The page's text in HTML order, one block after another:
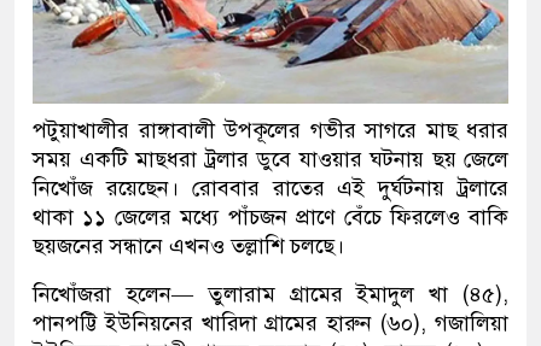
পটুয়াখালীর রাঙ্গাবালী উপকূলের গভীর সাগরে মাছ ধরার
সময় একটি মাছধরা ট্রলার ডুবে যাওয়ার ঘটনায় ছয় জেলে
নিখোঁজ রয়েছেন। রোববার রাতের এই দুর্ঘটনায় ট্রলারে
থাকা ১১ জেলের মধ্যে পাঁচজন প্রাণে বেঁচে ফিরলেও বাকি
ছয়জনের সন্ধানে এখনও তল্লাশি চলছে।
নিখোঁজরা হলেন— তুলারাম গ্রামের ইমাদুল খা (৪৫),
পানপট্টি ইউনিয়নের খারিদা গ্রামের হারুন (৬০), গজালিয়া